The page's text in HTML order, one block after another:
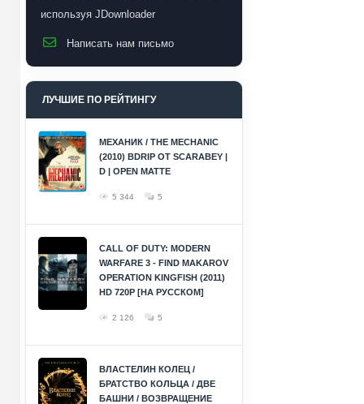
используя JDownloader
Написать нам письмо
ЛУЧШИЕ ПО РЕЙТИНГУ
МЕХАНИК / THE MECHANIC
(2010) BDRIP ОТ SCARABEY |
D | OPEN MATTE
5 344 5
CALL OF DUTY: MODERN
WARFARE 3 - FIND MAKAROV
OPERATION KINGFISH (2011)
HD 720P [НА РУССКОМ]
2 126 5
ВЛАСТЕЛИН КОЛЕЦ /
БРАТСТВО КОЛЬЦА / ДВЕ
БАШНИ / ВОЗВРАЩЕНИЕ